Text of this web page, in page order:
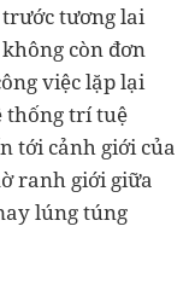
tương lai
còn đơn
việc lặp lại
thống trí tuệ
tới cảnh giới của
ranh giới giữa
lúng túng